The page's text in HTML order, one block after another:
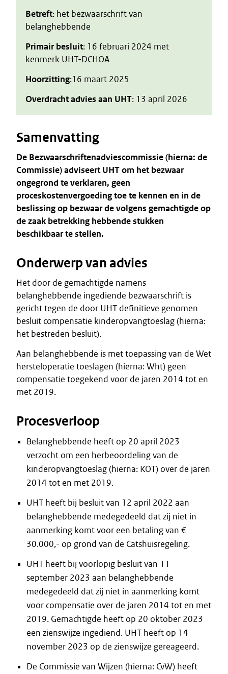
Betreft: het bezwaarschrift van
belanghebbende
Primair besluit: 16 februari 2024 met
kenmerk UHT-DCHOA
Hoorzitting:16 maart 2025
Overdracht advies aan UHT: 13 april 2026
Samenvatting
De Bezwaarschriftenadviescommissie (hierna: de
Commissie) adviseert UHT om het bezwaar
ongegrond te verklaren, geen
proceskostenvergoeding toe te kennen en in de
beslissing op bezwaar de volgens gemachtigde op
de zaak betrekking hebbende stukken
beschikbaar te stellen.
Onderwerp van advies
Het door de gemachtigde namens
belanghebbende ingediende bezwaarschrift is
gericht tegen de door UHT definitieve genomen
besluit compensatie kinderopvangtoeslag (hierna:
het bestreden besluit).
Aan belanghebbende is met toepassing van de Wet
hersteloperatie toeslagen (hierna: Wht) geen
compensatie toegekend voor de jaren 2014 tot en
met 2019.
Procesverloop
Belanghebbende heeft op 20 april 2023
verzocht om een herbeoordeling van de
kinderopvangtoeslag (hierna: KOT) over de jaren
2014 tot en met 2019.
UHT heeft bij besluit van 12 april 2022 aan
belanghebbende medegedeeld dat zij niet in
aanmerking komt voor een betaling van €
30.000,- op grond van de Catshuisregeling.
UHT heeft bij voorlopig besluit van 11
september 2023 aan belanghebbende
medegedeeld dat zij niet in aanmerking komt
voor compensatie over de jaren 2014 tot en met
2019. Gemachtigde heeft op 20 oktober 2023
een zienswijze ingediend. UHT heeft op 14
november 2023 op de zienswijze gereageerd.
De Commissie van Wijzen (hierna: CvW) heeft